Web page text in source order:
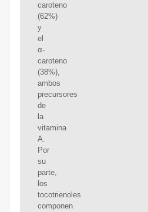
caroteno
(62%)
y
el
α-
caroteno
(38%),
ambos
precursores
de
la
vitamina
A.
Por
su
parte,
los
tocotrienoles
componen